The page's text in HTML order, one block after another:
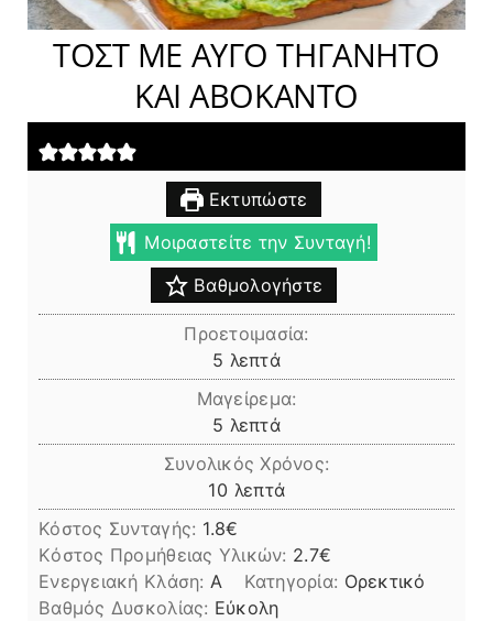
ΤΟΣΤ ΜΕ ΑΥΓΟ ΤΗΓΑΝΗΤΟ
ΚΑΙ ΑΒΟΚΑΝΤΟ
Εκτυπώστε
Μοιραστείτε την Συνταγή!
Βαθμολογήστε
Προετοιμασία:
5 λεπτά
λεπτά
Μαγείρεμα:
5 λεπτά
λεπτά
Συνολικός Χρόνος:
10 λεπτά
λεπτά
Κόστος Συνταγής: 1.8€
Kόστος Προμήθειας Υλικών: 2.7
Ενεργειακή Κλάση: A Κατηγορία: Ορεκτικό
Βαθμός Δυσκολίας: Εύκολη